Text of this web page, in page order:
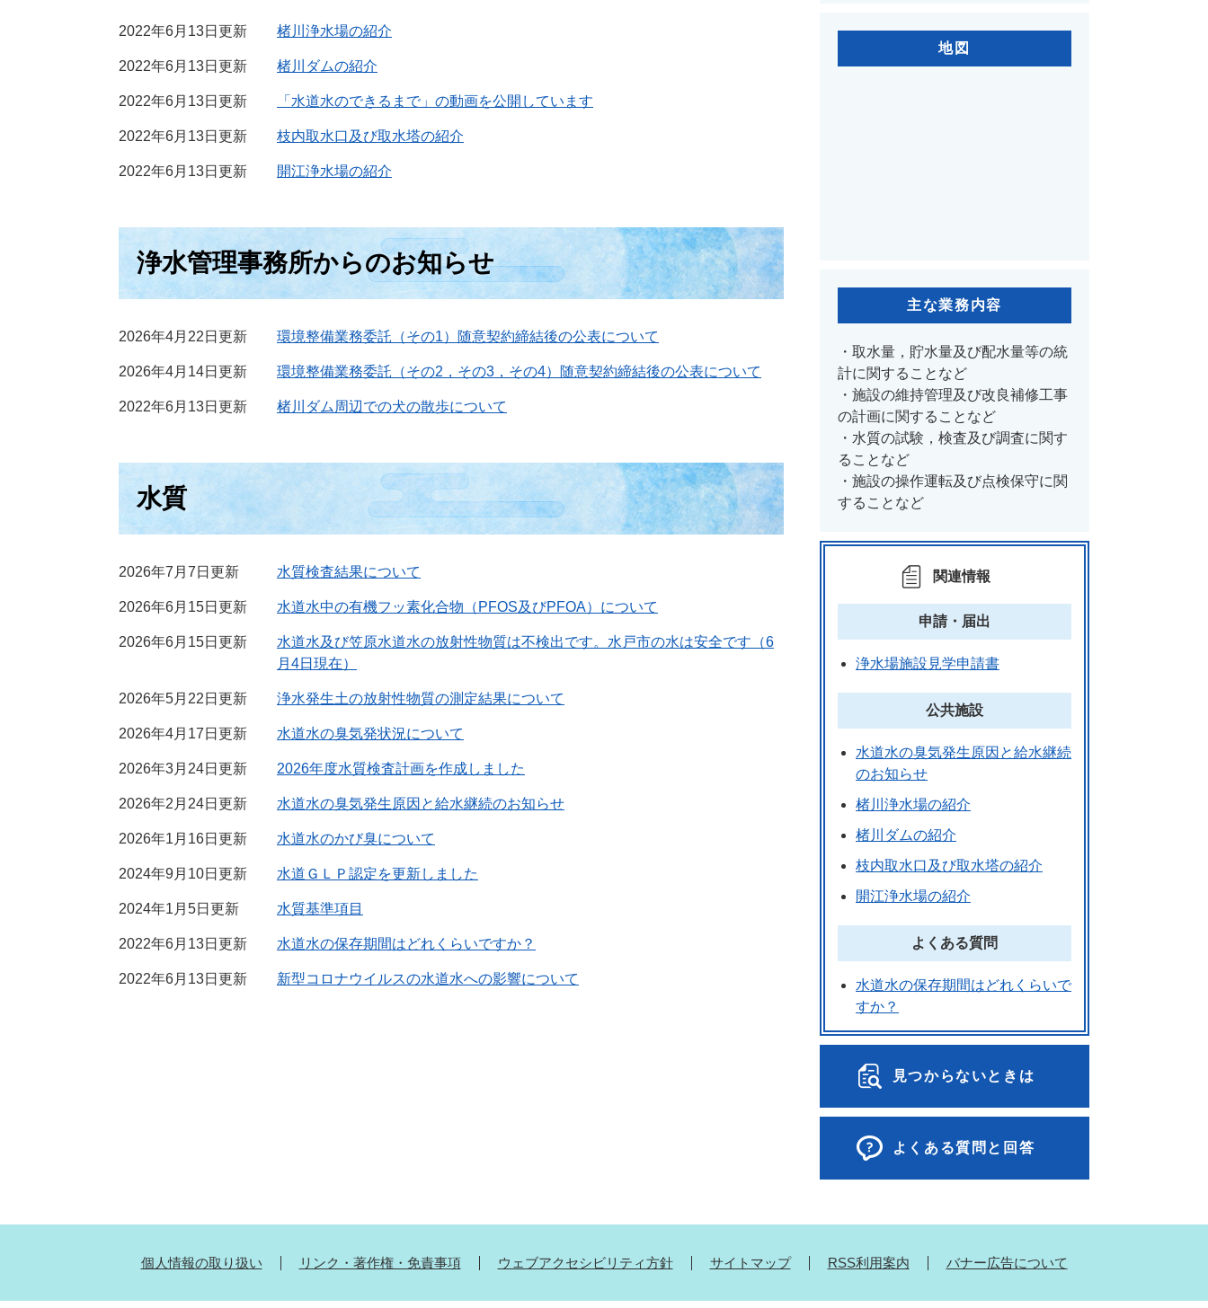
2022年6月13日更新 楮川浄水場の紹介
2022年6月13日更新 楮川ダムの紹介
2022年6月13日更新 「水道水のできるまで」の動画を公開しています
2022年6月13日更新 枝内取水口及び取水塔の紹介
2022年6月13日更新 開江浄水場の紹介
浄水管理事務所からのお知らせ
2026年4月22日更新 環境整備業務委託（その1）随意契約締結後の公表について
2026年4月14日更新 環境整備業務委託（その2，その3，その4）随意契約締結後の公表について
2022年6月13日更新 楮川ダム周辺での犬の散歩について
水質
2026年7月7日更新 水質検査結果について
2026年6月15日更新 水道水中の有機フッ素化合物（PFOS及びPFOA）について
2026年6月15日更新
水道水及び笠原水道水の放射性物質は不検出です。水戸市の水は安全です（6
月4日現在）
2026年5月22日更新 浄水発生土の放射性物質の測定結果について
2026年4月17日更新 水道水の臭気発状況について
2026年3月24日更新 2026年度水質検査計画を作成しました
2026年2月24日更新 水道水の臭気発生原因と給水継続のお知らせ
2026年1月16日更新 水道水のかび臭について
2024年9月10日更新 水道ＧＬＰ認定を更新しました
2024年1月5日更新 水質基準項目
2022年6月13日更新 水道水の保存期間はどれくらいですか？
2022年6月13日更新 新型コロナウイルスの水道水への影響について
地図
主な業務内容
・取水量，貯水量及び配水量等の統
計に関することなど
・施設の維持管理及び改良補修工事
の計画に関することなど
・水質の試験，検査及び調査に関す
ることなど
・施設の操作運転及び点検保守に関
することなど
関連情報
申請・届出
浄水場施設見学申請書
公共施設
水道水の臭気発生原因と給水継続
のお知らせ
楮川浄水場の紹介
楮川ダムの紹介
枝内取水口及び取水塔の紹介
開江浄水場の紹介
よくある質問
水道水の保存期間はどれくらいで
すか？
見つからないときは
よくある質問と回答
個人情報の取り扱い リンク・著作権・免責事項 ウェブアクセシビリティ方針 サイトマップ RSS利用案内 バナー広告について